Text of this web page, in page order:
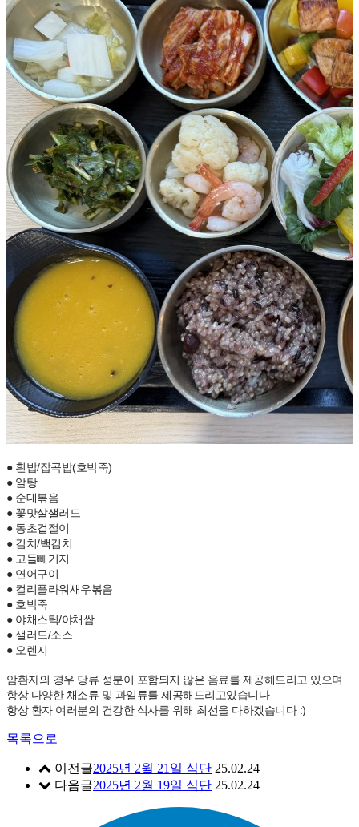
● 흰밥/잡곡밥(호박죽)
● 알탕
● 순대볶음
● 꽃맛살샐러드
● 동초겉절이
● 김치/백김치
● 고들빼기지
● 연어구이
● 컬리플라워새우볶음
● 호박죽
● 야채스틱/야채쌈
● 샐러드/소스
● 오렌지
암환자의 경우 당류 성분이 포함되지 않은 음료를 제공해드리고 있으며
항상 다양한 채소류 및 과일류를 제공해드리고있습니다
항상 환자 여러분의 건강한 식사를 위해 최선을 다하겠습니다 :)
목록으로
이전글2025년 2월 21일 식단 25.02.24
다음글2025년 2월 19일 식단 25.02.24